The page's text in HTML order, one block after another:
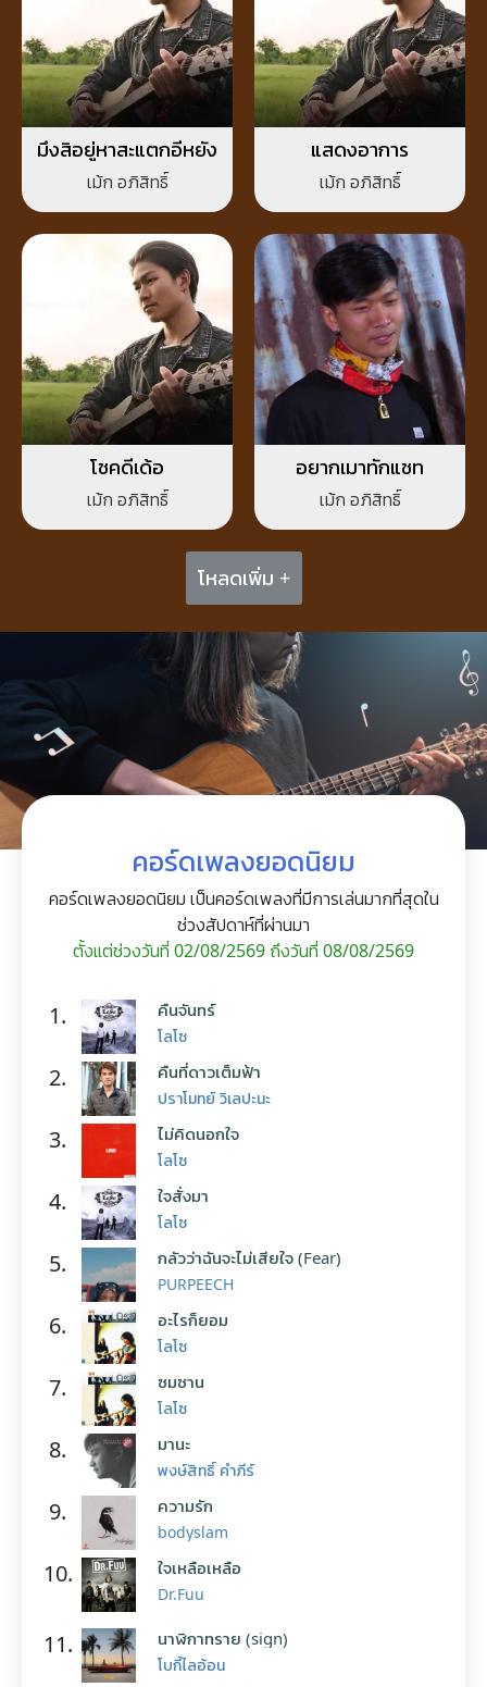
มึงสิอยู่หาสะแตกอีหยัง
เม้ก อภิสิทธิ์
แสดงอาการ
เม้ก อภิสิทธิ์
โชคดีเด้อ
เม้ก อภิสิทธิ์
อยากเมาทักแชท
เม้ก อภิสิทธิ์
โหลดเพิ่ม +
คอร์ดเพลงยอดนิยม
คอร์ดเพลงยอดนิยม เป็นคอร์ดเพลงที่มีการเล่นมากที่สุดใน
ช่วงสัปดาห์ที่ผ่านมา
ตั้งแต่ช่วงวันที่ 02/08/2569 ถึงวันที่ 08/08/2569
1. คืนจันทร์
โลโซ
2. คืนที่ดาวเต็มฟ้า
ปราโมทย์ วิเลปะนะ
3. ไม่คิดนอกใจ
โลโซ
4. ใจสั่งมา
โลโซ
5. กลัวว่าฉันจะไม่เสียใจ (Fear)
PURPEECH
6. อะไรก็ยอม
โลโซ
7. ซมซาน
โลโซ
8. มานะ
พงษ์สิทธิ์ คำภีร์
9. ความรัก
bodyslam
10. ใจเหลือเหลือ
Dr.Fuu
11. นาฬิกาทราย (sign)
โบกี้ไลอ้อน